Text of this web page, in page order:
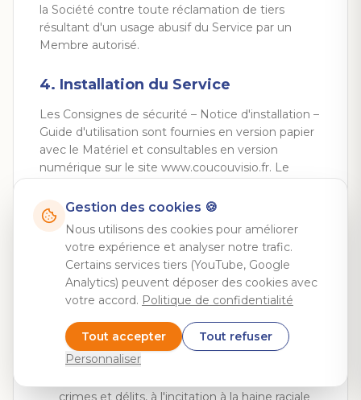
la Société contre toute réclamation de tiers
résultant d'un usage abusif du Service par un
Membre autorisé.
4. Installation du Service
Les Consignes de sécurité – Notice d'installation –
Guide d'utilisation sont fournies en version papier
avec le Matériel et consultables en version
numérique sur le site www.coucouvisio.fr. Le
conformer à l'ensemble de ces consignes et
supporteront toutes les conséquences résultant
d'une installation ou utilisation non conforme.
5. Utilisation du Service
Le Client, le Bénéficiaire et les Membres
s'engagent à ne pas :
Utiliser le Service à des fins illégales,
diffamatoires, abusives, discriminatoires,
crimes et délits, à l'incitation à la haine raciale
Gestion des cookies 🍪
Nous utilisons des cookies pour améliorer
votre expérience et analyser notre trafic.
Certains services tiers (YouTube, Google
Analytics) peuvent déposer des cookies avec
votre accord. Politique de confidentialité
Tout accepter
Tout refuser
Personnaliser